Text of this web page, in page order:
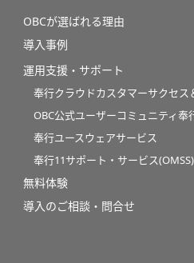
OBCが選ばれる理由
導入事例
運用支援・サポート
奉行クラウドカスタマーサクセス
OBC公式ユーザーコミュニティ奉
奉行ユースウェアサービス
奉行11サポート・サービス(OMSS)
無料体験
導入のご相談・問合せ